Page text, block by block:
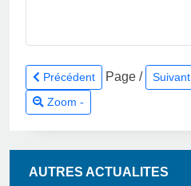
Précédent Page / Suivant
Zoom -
AUTRES ACTUALITES